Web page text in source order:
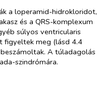
a loperamid-hidrokloridot,
és a QRS-komplexum
súlyos ventricularis
figyeltek meg (lásd 4.4
A túladagolás
szindrómára.